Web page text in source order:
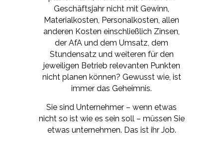
Geschäftsjahr nicht mit Gewinn,
Materialkosten, Personalkosten, allen
anderen Kosten einschließlich Zinsen,
der AfA und dem Umsatz, dem
Stundensatz und weiteren für den
jeweiligen Betrieb relevanten Punkten
nicht planen können? Gewusst wie, ist
immer das Geheimnis.
Sie sind Unternehmer – wenn etwas
nicht so ist wie es sein soll – müssen Sie
etwas unternehmen. Das ist ihr Job.